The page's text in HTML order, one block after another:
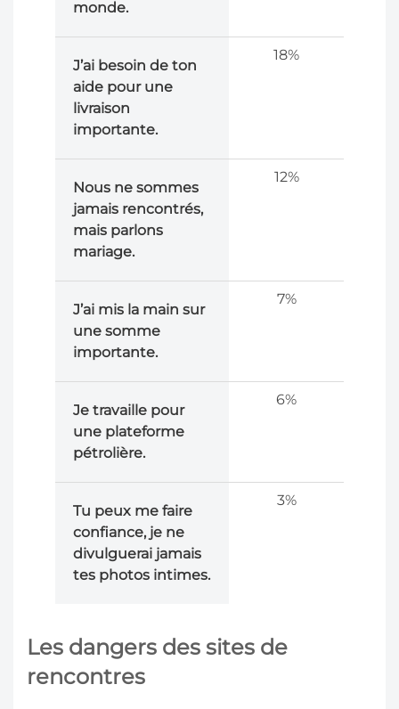
monde.
J’ai besoin de ton
aide pour une
livraison
importante.
18%
Nous ne sommes
jamais rencontrés,
mais parlons
mariage.
12%
J’ai mis la main sur
une somme
importante.
7%
Je travaille pour
une plateforme
pétrolière.
6%
Tu peux me faire
confiance, je ne
divulguerai jamais
tes photos intimes.
3%
Les dangers des sites de
rencontres